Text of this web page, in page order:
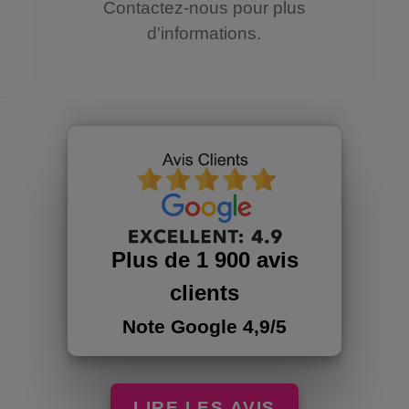
Contactez-nous pour plus
d'informations.
Plus de 1 900 avis
clients
Note Google 4,9/5